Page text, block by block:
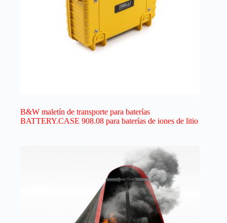
B&W maletín de transporte para baterías
BATTERY.CASE 908.08 para baterías de iones de litio